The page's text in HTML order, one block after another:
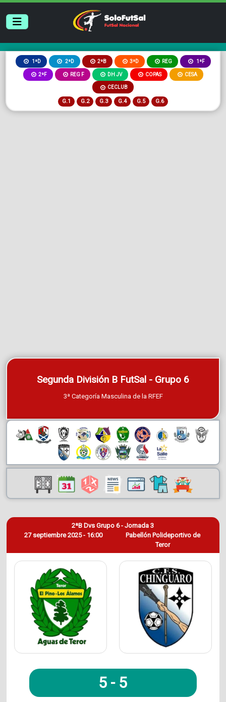
1ªD 2ªD 2ªB 3ªD REG 1ªF
2ªF REG F DH JV COPAS CESA
CECLUB
G.1 G.2 G.3 G.4 G.5 G.6
Segunda División B FutSal - Grupo 6
3ª Categoría Masculina de la RFEF
27 septiembre 2025 - 16:00
2ªB Dvs Grupo 6 - Jornada 3
Pabellón Polideportivo de
Teror
5 - 5